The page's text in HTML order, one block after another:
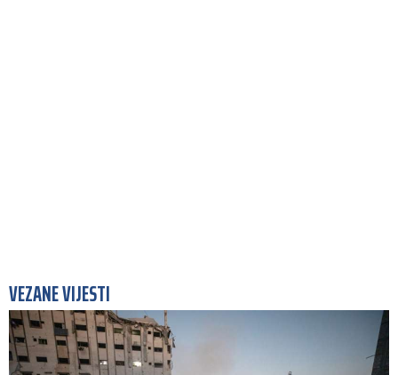
VEZANE VIJESTI